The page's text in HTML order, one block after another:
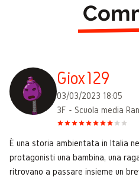
Giox129
03/03/2023 18:05
3F - Scuola media
È una storia ambientata in Italia
protagonisti una bambina, una
ritrovano a passare insieme un